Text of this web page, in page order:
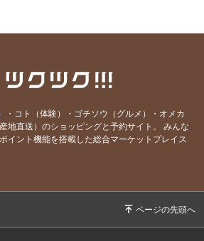
くなります
らす《灯火》は私自身だった
とが一番わからない
・コト（体験）・ゴチソウ（グルメ）・オメカ
地直送）のショッピングと予約サイト。
みんな
イント機能を搭載した総合マーケットプレイス